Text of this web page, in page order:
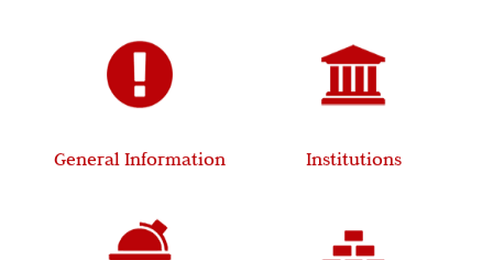
General Information Institutions